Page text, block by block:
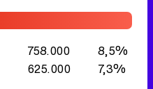
758.000
8,5%
625.000 7,3%